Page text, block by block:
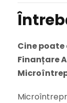
Cine
Finanțare